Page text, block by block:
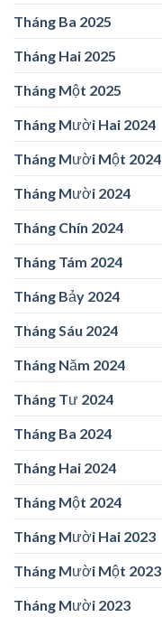
Tháng Ba 2025
Tháng Hai 2025
Tháng Một 2025
Tháng Mười Hai 2024
Tháng Mười Một 2024
Tháng Mười 2024
Tháng Chín 2024
Tháng Tám 2024
Tháng Bảy 2024
Tháng Sáu 2024
Tháng Năm 2024
Tháng Tư 2024
Tháng Ba 2024
Tháng Hai 2024
Tháng Một 2024
Tháng Mười Hai 2023
Tháng Mười Một 2023
Tháng Mười 2023